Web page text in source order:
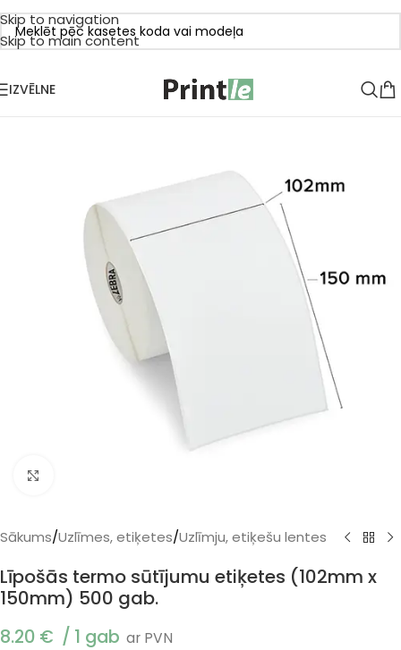
Skip to navigation
Skip to main content
IZVĒLNE
Sākums/Uzlīmes, etiķetes/Uzlīmju, etiķešu lentes
Līpošās termo sūtījumu etiķetes (102mm x
150mm) 500 gab.
8.20 € 1 gab ar PVN